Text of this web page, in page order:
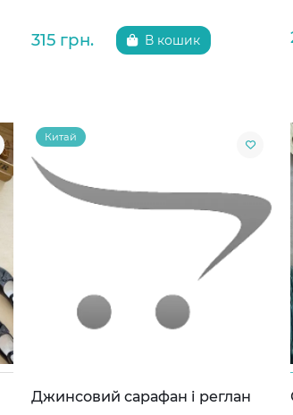
315 грн. В кошик
Китай
Джинсовий сарафан і реглан